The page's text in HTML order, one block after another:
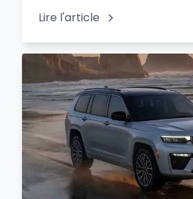
Lire l'article